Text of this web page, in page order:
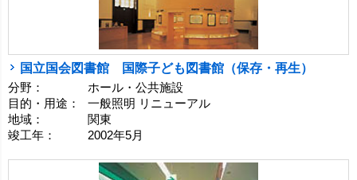
国立国会図書館 国際子ども図書館（保存・再生）
分野：
ホール・公共施設
目的・用途：
一般照明 リニューアル
地域：
関東
竣工年：
2002年5月